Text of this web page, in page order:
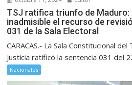
TSJ ratifica triunfo de Maduro:
inadmisible el recurso de
031 de la Sala Electoral
CARACAS.- La Sala Constitucional
Justicia ratificó la sentencia 031 del
Nacionales